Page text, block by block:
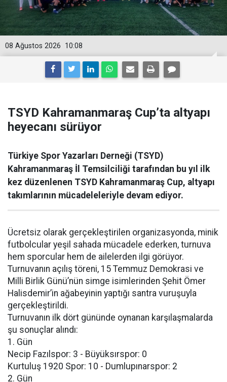
10:08
08 Ağustos 2026
TSYD Kahramanmaraş Cup’ta altyapı
heyecanı sürüyor
Türkiye Spor Yazarları Derneği (TSYD)
Kahramanmaraş İl Temsilciliği tarafından bu yıl ilk
kez düzenlenen TSYD Kahramanmaraş Cup, altyapı
takımlarının mücadeleleriyle devam ediyor.
Ücretsiz olarak gerçekleştirilen organizasyonda, minik
futbolcular yeşil sahada mücadele ederken, turnuva
hem sporcular hem de ailelerden ilgi görüyor.
Turnuvanın açılış töreni, 15 Temmuz Demokrasi ve
Milli Birlik Günü’nün simge isimlerinden Şehit Ömer
Halisdemir’in ağabeyinin yaptığı santra vuruşuyla
gerçekleştirildi.
Turnuvanın ilk dört gününde oynanan karşılaşmalarda
şu sonuçlar alındı:
1. Gün
Necip Fazılspor: 3 - Büyüksırspor: 0
Kurtuluş 1920 Spor: 10 - Dumlupınarspor: 2
2. Gün